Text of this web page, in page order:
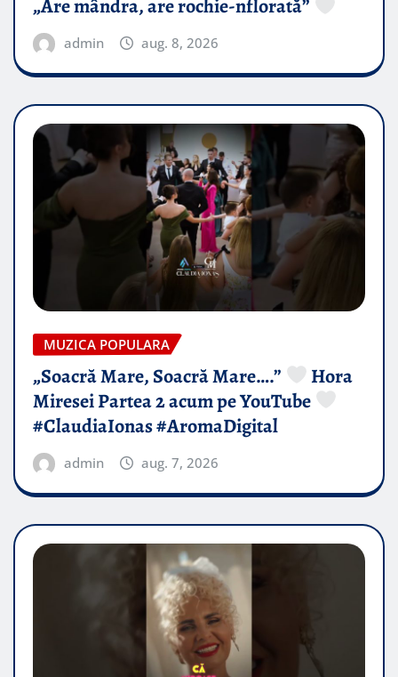
„Are mândra, are rochie-nflorată”
admin aug. 8, 2026
MUZICA POPULARA
„Soacră Mare, Soacră Mare….”
Hora
Miresei Partea 2 acum pe YouTube
#ClaudiaIonas #AromaDigital
admin aug. 7, 2026